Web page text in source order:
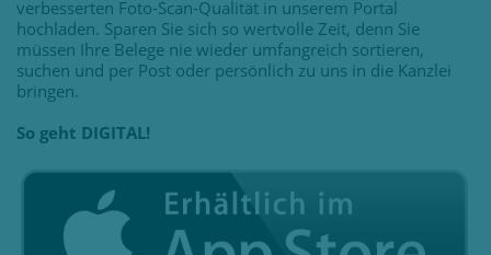
verbesserten Foto-Scan-Qualität in unserem Portal
hochladen. Sparen Sie sich so wertvolle Zeit, denn Sie
müssen Ihre Belege nie wieder umfangreich sortieren,
suchen und per Post oder persönlich zu uns in die Kanzlei
bringen.
So geht DIGITAL!